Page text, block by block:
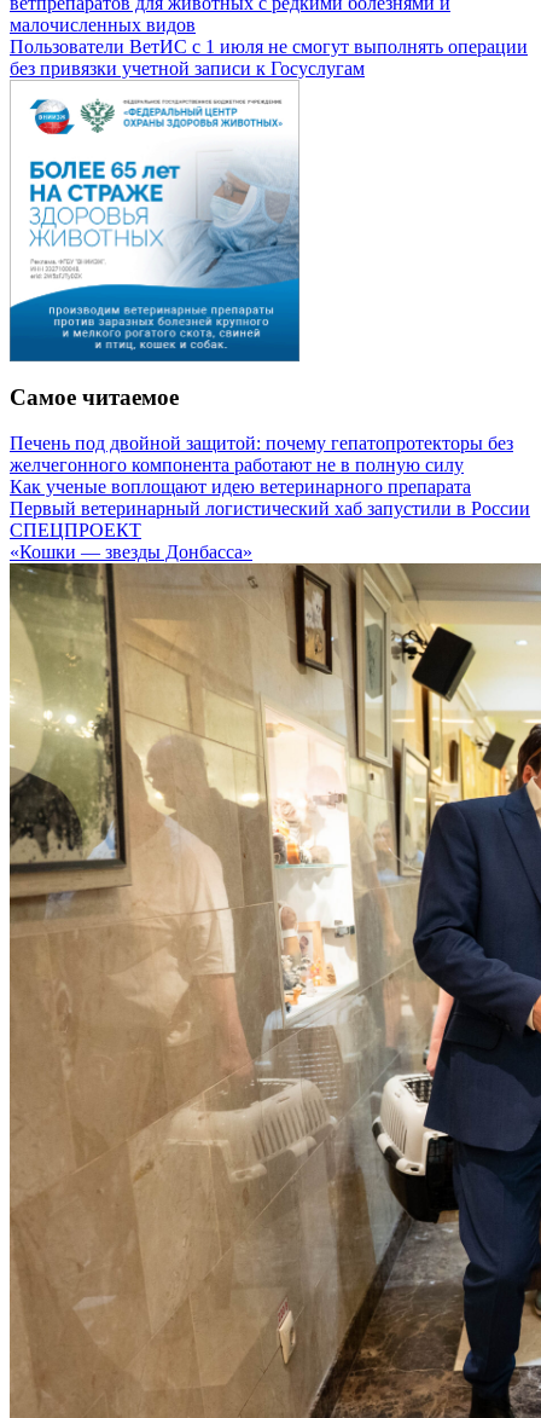
малочисленных видов
Пользователи ВетИС с 1 июля не смогут выполнять операции
без привязки учетной записи к Госуслугам
Самое читаемое
Печень под двойной защитой: почему гепатопротекторы без
желчегонного компонента работают не в полную силу
Как ученые воплощают идею ветеринарного препарата
Первый ветеринарный логистический хаб запустили в России
СПЕЦПРОЕКТ
«Кошки — звезды Донбасса»